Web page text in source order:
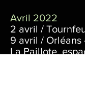
Avril 2022
2 avril /
9 avril / Orléans
La Paillote,